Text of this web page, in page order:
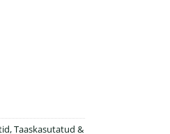
,Taaskasutatud &